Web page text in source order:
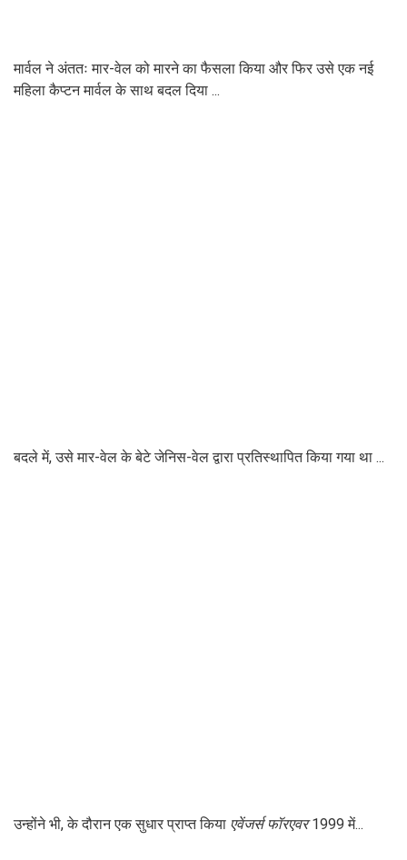
मार्वल ने अंततः मार-वेल को मारने का फैसला किया और फिर उसे एक नई
महिला कैप्टन मार्वल के साथ बदल दिया ...
बदले में, उसे मार-वेल के बेटे जेनिस-वेल द्वारा प्रतिस्थापित किया गया था ...
उन्होंने भी, के दौरान एक सुधार प्राप्त किया एवेंजर्स फॉरएवर1999 में...